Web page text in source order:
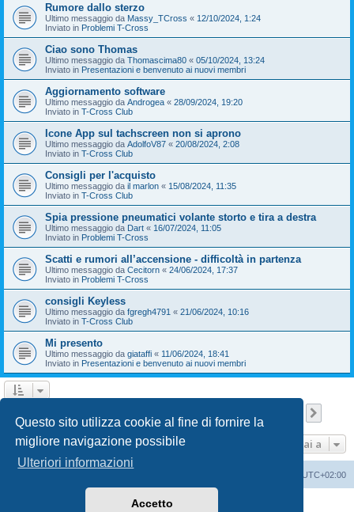
Questo sito utilizza cookie al fine di fornire la
migliore navigazione possibile
Ulteriori informazioni
Accetto
Rumore dallo sterzo
Ultimo messaggio da Massy_TCross « 12/10/2024, 1:24
Inviato in Problemi T-Cross
Ciao sono Thomas
Ultimo messaggio da Thomascima80 « 05/10/2024, 13:24
Inviato in Presentazioni e benvenuto ai nuovi membri
Aggiornamento software
Ultimo messaggio da Androgea « 28/09/2024, 19:20
Inviato in T-Cross Club
Icone App sul tachscreen non si aprono
Ultimo messaggio da AdolfoV87 « 20/08/2024, 2:08
Inviato in T-Cross Club
Consigli per l'acquisto
Ultimo messaggio da il marlon « 15/08/2024, 11:35
Inviato in T-Cross Club
Spia pressione pneumatici volante storto e tira a destra
Ultimo messaggio da Dart « 16/07/2024, 11:05
Inviato in Problemi T-Cross
Scatti e rumori all’accensione - difficoltà in partenza
Ultimo messaggio da Cecitorn « 24/06/2024, 17:37
Inviato in Problemi T-Cross
consigli Keyless
Ultimo messaggio da fgregh4791 « 21/06/2024, 10:16
Inviato in T-Cross Club
Mi presento
Ultimo messaggio da giataffi « 11/06/2024, 18:41
Inviato in Presentazioni e benvenuto ai nuovi membri
Vai a
UTC+02:00
phpBB® Forum Software © phpBB Limited